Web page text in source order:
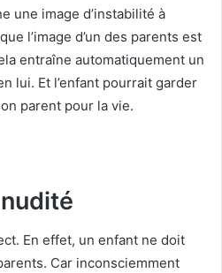
une image d’instabilité à
l’image d’un des parents est
entraîne automatiquement un
lui. Et l’enfant pourrait garder
parent pour la vie.
En effet, un enfant ne doit
Car inconsciemment